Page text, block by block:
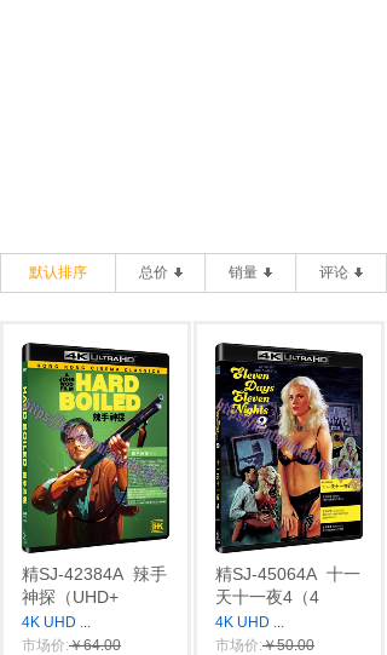
默认排序 总价 销量 评论
精SJ-42384A 辣手
神探（UHD+
4K UHD ...
市场价:￥64.00
精SJ-45064A 十一
天十一夜4（4
4K UHD ...
市场价:￥50.00